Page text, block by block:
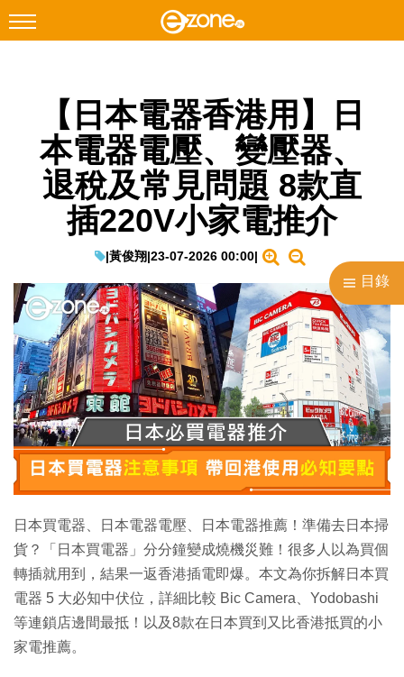
Facebook Instagram
科技焦點
網絡生活
EduTech
IT Times
生成式AI與雲端應用
Enterprise Digital Transformation
特集
目錄
【日本電器香港用】日
本電器電壓、變壓器、
退稅及常見問題 8款直
插220V小家電推介
|黃俊翔|23-07-2026 00:00|
日本買電器、日本電器電壓、日本電器推薦！準備去日本掃
貨？「日本買電器」分分鐘變成燒機災難！很多人以為買個
轉插就用到，結果一返香港插電即爆。本文為你拆解日本買
電器 5 大必知中伏位，詳細比較 Bic Camera、Yodobashi
等連鎖店邊間最抵！以及8款在日本買到又比香港抵買的小
家電推薦。